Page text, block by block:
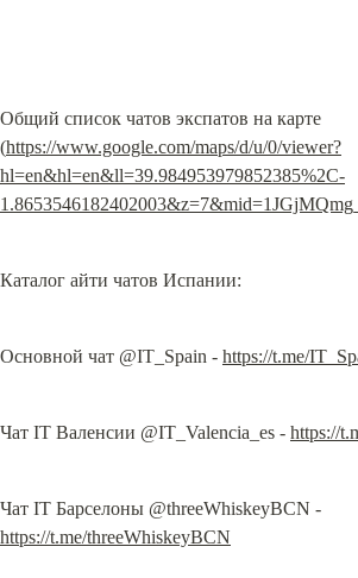
Общий список чатов экспатов на карте
(https://www.google.com/maps/d/u/0/viewer?
hl=en&hl=en&ll=39.984953979852385%2C-
Каталог айти чатов Испании:
Основной чат @IT_Spain - https://t.me/
Чат IT Валенсии @IT_Valencia_es - https://
https://t.me/threeWhiskeyBCN